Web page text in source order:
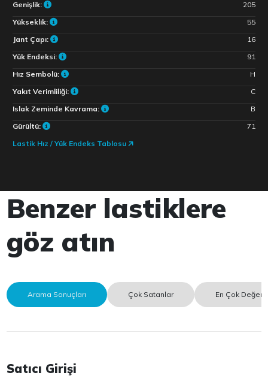
Genişlik:
205
Yükseklik:
55
Jant Çapı:
16
Yük Endeksi:
91
Hız Sembolü:
H
Yakıt Verimliliği:
C
Islak Zeminde Kavrama:
B
Gürültü:
71
Lastik Hız / Yük Endeks Tablosu
Benzer lastiklere
göz atın
Arama Sonuçları Çok Satanlar En Çok
Satıcı Girişi